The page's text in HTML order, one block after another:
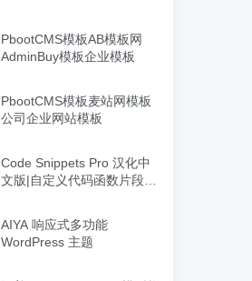
PbootCMS模板AB模板网
AdminBuy模板企业模板
PbootCMS模板麦站网模板
公司企业网站模板
Code Snippets Pro 汉化中
文版|自定义代码函数片段管
AIYA 响应式多功能
WordPress 主题